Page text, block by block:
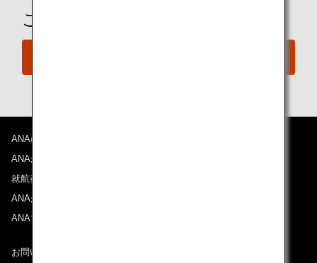
ご予約の準備は整いましたか？
ANAについて
ANAからのお知らせ
就航都市
ANAがお約束する体験
ANAマイレージクラブ
お問い合わせ